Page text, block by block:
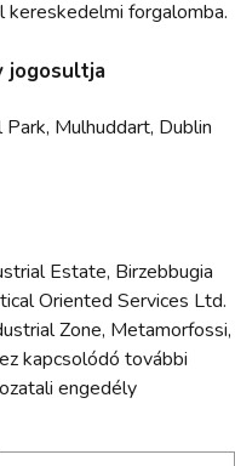
forgalomba.
jogosultja
Mulhuddart, Dublin
Estate, Birzebbugia
Oriented Services Ltd.
Zone, Metamorfossi,
kapcsolódó további
engedély